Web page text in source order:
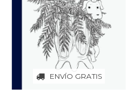
ENVÍO GRATIS